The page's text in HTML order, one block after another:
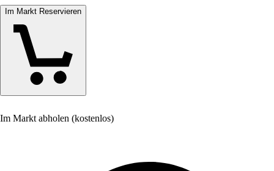
Im Markt Reservieren
Im Markt abholen (kostenlos)